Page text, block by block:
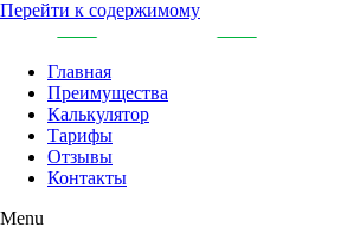
Перейти к содержимому
Главная
Преимущества
Калькулятор
Тарифы
Отзывы
Контакты
Menu